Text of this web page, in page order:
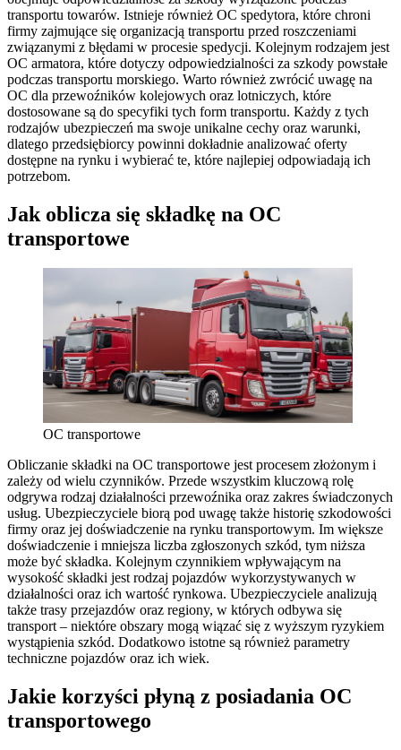
transportu towarów. Istnieje również OC spedytora, które chroni
firmy zajmujące się organizacją transportu przed roszczeniami
związanymi z błędami w procesie spedycji. Kolejnym rodzajem jest
OC armatora, które dotyczy odpowiedzialności za szkody powstałe
podczas transportu morskiego. Warto również zwrócić uwagę na
OC dla przewoźników kolejowych oraz lotniczych, które
dostosowane są do specyfiki tych form transportu. Każdy z tych
rodzajów ubezpieczeń ma swoje unikalne cechy oraz warunki,
dlatego przedsiębiorcy powinni dokładnie analizować oferty
dostępne na rynku i wybierać te, które najlepiej odpowiadają ich
potrzebom.
Jak oblicza się składkę na OC
transportowe
OC transportowe
Obliczanie składki na OC transportowe jest procesem złożonym i
zależy od wielu czynników. Przede wszystkim kluczową rolę
odgrywa rodzaj działalności przewoźnika oraz zakres świadczonych
usług. Ubezpieczyciele biorą pod uwagę także historię szkodowości
firmy oraz jej doświadczenie na rynku transportowym. Im większe
doświadczenie i mniejsza liczba zgłoszonych szkód, tym niższa
może być składka. Kolejnym czynnikiem wpływającym na
wysokość składki jest rodzaj pojazdów wykorzystywanych w
działalności oraz ich wartość rynkowa. Ubezpieczyciele analizują
także trasy przejazdów oraz regiony, w których odbywa się
transport – niektóre obszary mogą wiązać się z wyższym ryzykiem
wystąpienia szkód. Dodatkowo istotne są również parametry
techniczne pojazdów oraz ich wiek.
Jakie korzyści płyną z posiadania OC
transportowego